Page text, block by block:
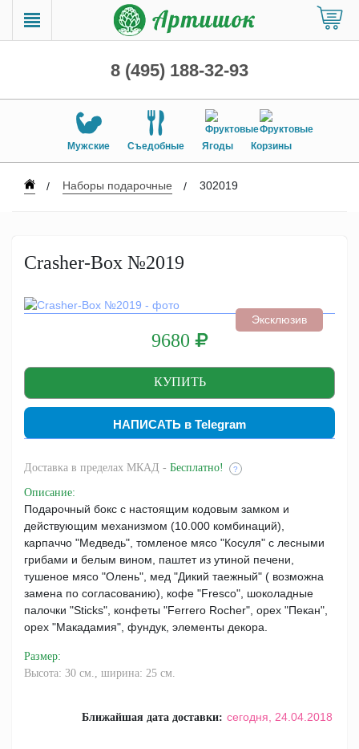
8 (495) 188-32-93
Мужские Съедобные Ягоды Корзины
Наборы подарочные 302019
Эксклюзив
Crasher-Box №2019
9680
НАПИСАТЬ в Telegram
Доставка в пределах МКАД - Бесплатно! ?
Описание:
Подарочный бокс с настоящим кодовым замком и
действующим механизмом (10.000 комбинаций),
карпаччо "Медведь", томленое мясо "Косуля" с лесными
грибами и белым вином, паштет из утиной печени,
тушеное мясо "Олень", мед "Дикий таежный" ( возможна
замена по согласованию), кофе "Fresco", шоколадные
палочки "Sticks", конфеты "Ferrero Rocher", орех "Пекан",
орех "Макадамия", фундук, элементы декора.
Размер:
Высота: 30 см., ширина: 25 см.
Ближайшая дата доставки: сегодня, 24.04.2018